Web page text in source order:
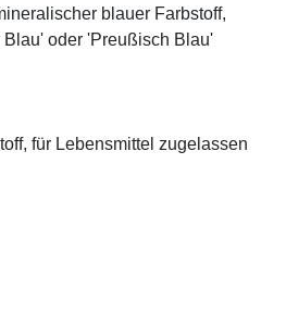
blauer Farbstoff,
oder 'Preußisch Blau'
für Lebensmittel zugelassen